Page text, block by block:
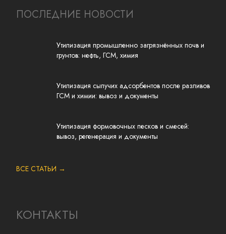
ПОСЛЕДНИЕ НОВОСТИ
Утилизация промышленно загрязнённых почв и
грунтов: нефть, ГСМ, химия
Утилизация сыпучих адсорбентов после разливов
ГСМ и химии: вывоз и документы
Утилизация формовочных песков и смесей:
вывоз, регенерация и документы
ВСЕ СТАТЬИ →
КОНТАКТЫ